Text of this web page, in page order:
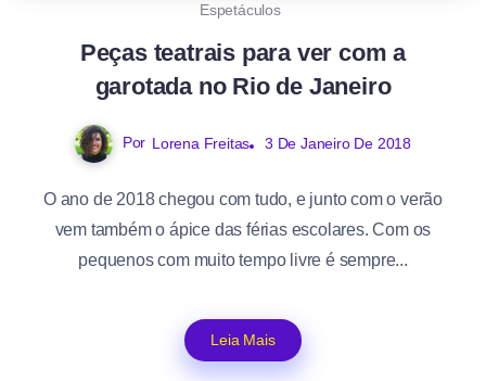
Espetáculos
Peças teatrais para ver com a
garotada no Rio de Janeiro
Por Lorena Freitas 3 De Janeiro De 2018
O ano de 2018 chegou com tudo, e junto com o verão
vem também o ápice das férias escolares. Com os
pequenos com muito tempo livre é sempre...
Leia Mais